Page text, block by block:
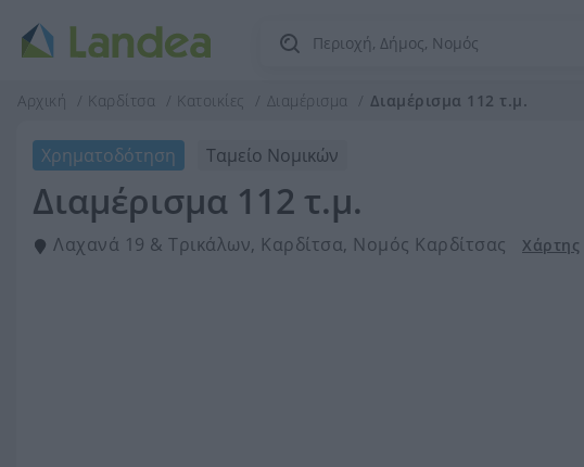
Αρχική Καρδίτσα Κατοικίες Διαμέρισμα Διαμέρισμα 112 τ.μ.
Χρηματοδότηση Ταμείο Νομικών
Διαμέρισμα 112 τ.μ.
Λαχανά 19 & Τρικάλων, Καρδίτσα, Νομός Καρδίτσας Χάρτης